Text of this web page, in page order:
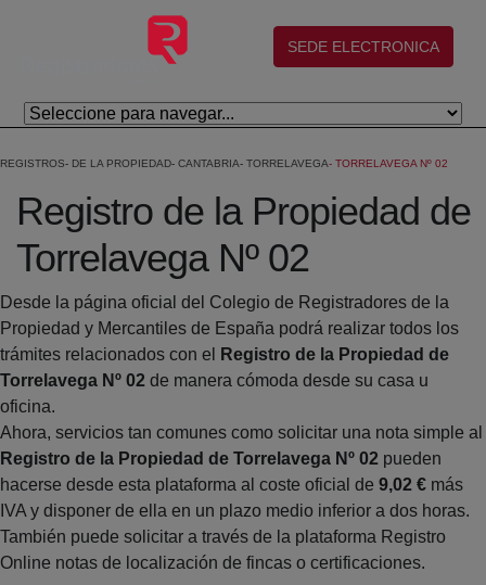
Eduki nagusira joan
(abre en nueva ventana)
SEDE ELECTRONICA
REGISTROS DE LA PROPIEDAD CANTABRIA TORRELAVEGA TORRELAVEGA Nº 02
Registro de la Propiedad de
Torrelavega Nº 02
Desde la página oficial del Colegio de Registradores de la
Propiedad y Mercantiles de España podrá realizar todos los
trámites relacionados con el
Registro de la Propiedad de
Torrelavega Nº 02 de manera cómoda desde su casa u
oficina.
Ahora, servicios tan comunes como solicitar una nota simple al
Registro de la Propiedad de Torrelavega Nº 02 pueden
hacerse desde esta plataforma al coste oficial de 9,02 € más
IVA y disponer de ella en un plazo medio inferior a dos horas.
También puede solicitar a través de la plataforma Registro
Online notas de localización de fincas o certificaciones.